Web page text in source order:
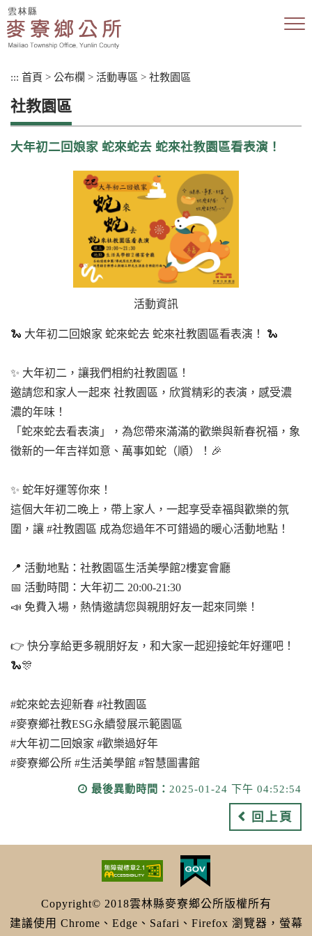
跳
到
主
::: 首頁 > 公布欄 > 活動專區 > 社教園區
社教園區
大年初二回娘家 蛇來蛇去 蛇來社教園區看表演！
活動資訊
🐍 大年初二回娘家 蛇來蛇去 蛇來社教園區看表演！ 🐍
✨ 大年初二，讓我們相約社教園區！
邀請您和家人一起來 社教園區，欣賞精彩的表演，感受濃
濃的年味！
「蛇來蛇去看表演」，為您帶來滿滿的歡樂與新春祝福，象
徵新的一年吉祥如意、萬事如蛇（順）！🎉
✨ 蛇年好運等你來！
這個大年初二晚上，帶上家人，一起享受幸福與歡樂的氛
圍，讓 #社教園區 成為您過年不可錯過的暖心活動地點！
📍 活動地點：社教園區生活美學館2樓宴會廳
📅 活動時間：大年初二 20:00-21:30
📣 免費入場，熱情邀請您與親朋好友一起來同樂！
👉 快分享給更多親朋好友，和大家一起迎接蛇年好運吧！
🐍🎊
#蛇來蛇去迎新春 #社教園區
#麥寮鄉社教ESG永續發展示範園區
#大年初二回娘家 #歡樂過好年
#麥寮鄉公所 #生活美學館 #智慧圖書館
最後異動時間： 2025-01-24 下午 04:52:54
回上頁
Copyright© 2018雲林縣麥寮鄉公所版權所有
建議使用 Chrome、Edge、Safari、Firefox 瀏覽器，螢幕